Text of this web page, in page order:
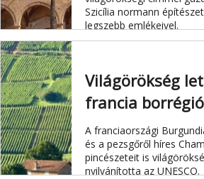
Szicília normann
legszebb emlékeivel.
Világörökség
francia
A franciaországi
és a pezsgőről híres
pincészeteit is
nyilvánította az UNESCO.